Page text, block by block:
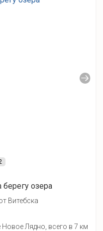
озера
Витебска
Лядно, всего в 7 км